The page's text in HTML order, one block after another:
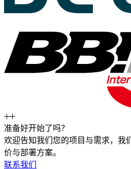
准备好开始了吗？
欢迎告知我们您的项目与需求，我
价与部署方案。
联系我们